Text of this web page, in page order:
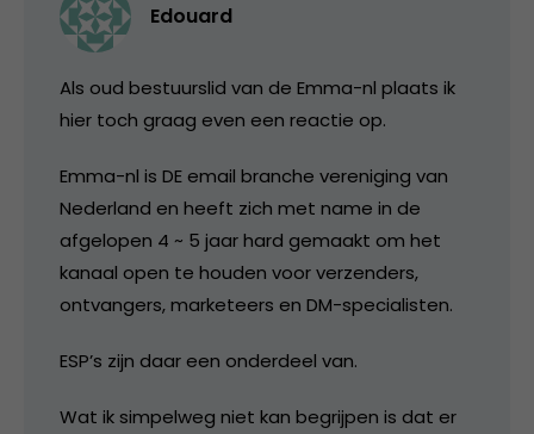
Edouard
Als oud bestuurslid van de Emma-nl plaats ik
hier toch graag even een reactie op.
Emma-nl is DE email branche vereniging van
Nederland en heeft zich met name in de
afgelopen 4 ~ 5 jaar hard gemaakt om het
kanaal open te houden voor verzenders,
ontvangers, marketeers en DM-specialisten.
ESP’s zijn daar een onderdeel van.
Wat ik simpelweg niet kan begrijpen is dat er